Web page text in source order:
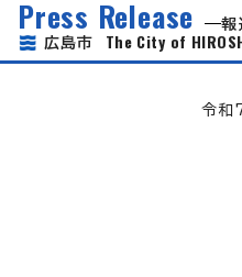
Press Release
報
広島市 The City of
令和